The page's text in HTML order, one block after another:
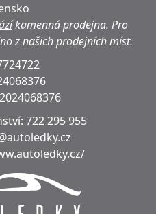
kamenná prodejna. Pro
z našich prodejních míst.
722 295 955